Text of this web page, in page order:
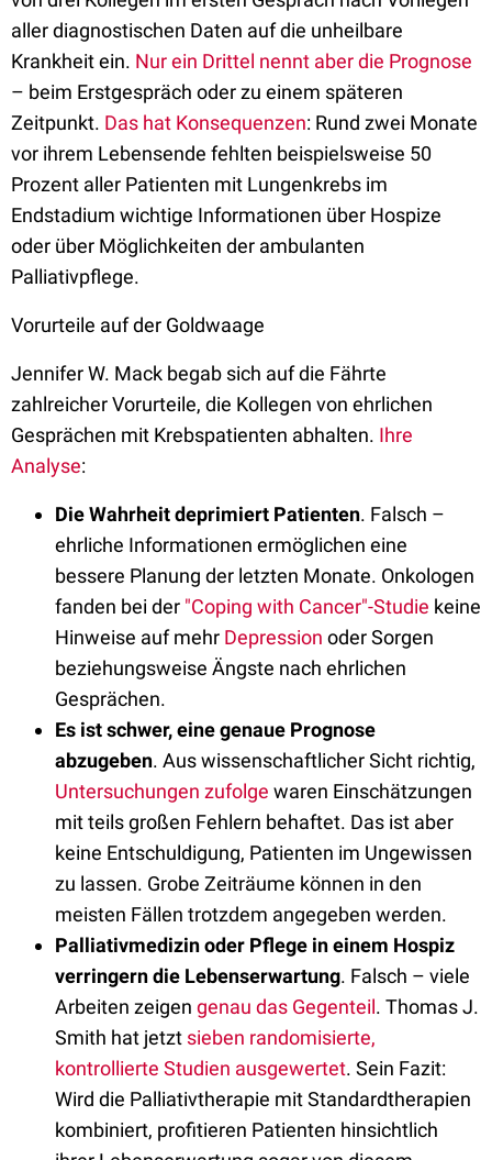
aller diagnostischen Daten auf die unheilbare
Krankheit ein. Nur ein Drittel nennt aber die Prognose
– beim Erstgespräch oder zu einem späteren
Zeitpunkt. Das hat Konsequenzen: Rund zwei Monate
vor ihrem Lebensende fehlten beispielsweise 50
Prozent aller Patienten mit Lungenkrebs im
Endstadium wichtige Informationen über Hospize
oder über Möglichkeiten der ambulanten
Palliativpflege.
Vorurteile auf der Goldwaage
Jennifer W. Mack begab sich auf die Fährte
zahlreicher Vorurteile, die Kollegen von ehrlichen
Gesprächen mit Krebspatienten abhalten. Ihre
Analyse:
Die Wahrheit deprimiert Patienten. Falsch –
ehrliche Informationen ermöglichen eine
bessere Planung der letzten Monate. Onkologen
fanden bei der "Coping with Cancer"-Studie keine
Hinweise auf mehr Depression oder Sorgen
beziehungsweise Ängste nach ehrlichen
Gesprächen.
Es ist schwer, eine genaue Prognose
abzugeben. Aus wissenschaftlicher Sicht richtig,
Untersuchungen zufolge waren Einschätzungen
mit teils großen Fehlern behaftet. Das ist aber
keine Entschuldigung, Patienten im Ungewissen
zu lassen. Grobe Zeiträume können in den
meisten Fällen trotzdem angegeben werden.
Palliativmedizin oder Pflege in einem Hospiz
verringern die Lebenserwartung. Falsch – viele
Arbeiten zeigen genau das Gegenteil. Thomas J.
Smith hat jetzt sieben randomisierte,
kontrollierte Studien ausgewertet. Sein Fazit:
Wird die Palliativtherapie mit Standardtherapien
kombiniert, profitieren Patienten hinsichtlich